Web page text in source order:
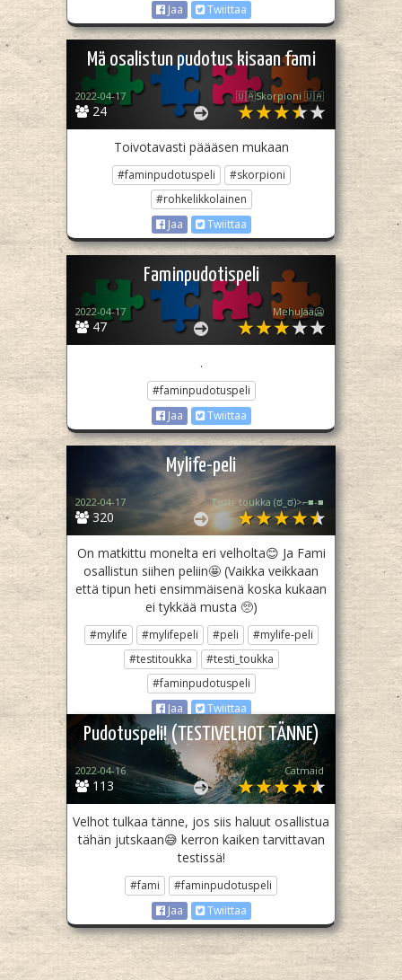
Jaa
Twiittaa
Mä osalistun pudotus kisaan fami
24
2022-04-17 🇺🇦Skorpioni 🇺🇦
Toivotavasti päääsen mukaan
#faminpudotuspeli
#skorpioni
#rohkelikkolainen
Jaa
Twiittaa
Faminpudotispeli
47
2022-04-17 MehuJää🥶
.
#faminpudotuspeli
Jaa
Twiittaa
Mylife-peli
320
2022-04-17 Testi_toukka (⁠ಠ⁠_⁠ಠ⁠)⁠>⁠⌐⁠■⁠-⁠■
On matkittu monelta eri velholta😊 Ja Fami
osallistun siihen peliin🤩 (Vaikka veikkaan
että tipun heti ensimmäisenä koska kukaan
ei tykkää musta 🥺)
#mylife #mylifepeli #peli
#mylife-peli
#testitoukka
#testi_toukka
#faminpudotuspeli
Jaa
Twiittaa
Pudotuspeli! (TESTIVELHOT TÄNNE)
113
2022-04-16 Catmaid
Velhot tulkaa tänne, jos siis haluut osallistua
tähän jutskaan😅 kerron kaiken tarvittavan
testissä!
#fami
#faminpudotuspeli
Jaa
Twiittaa